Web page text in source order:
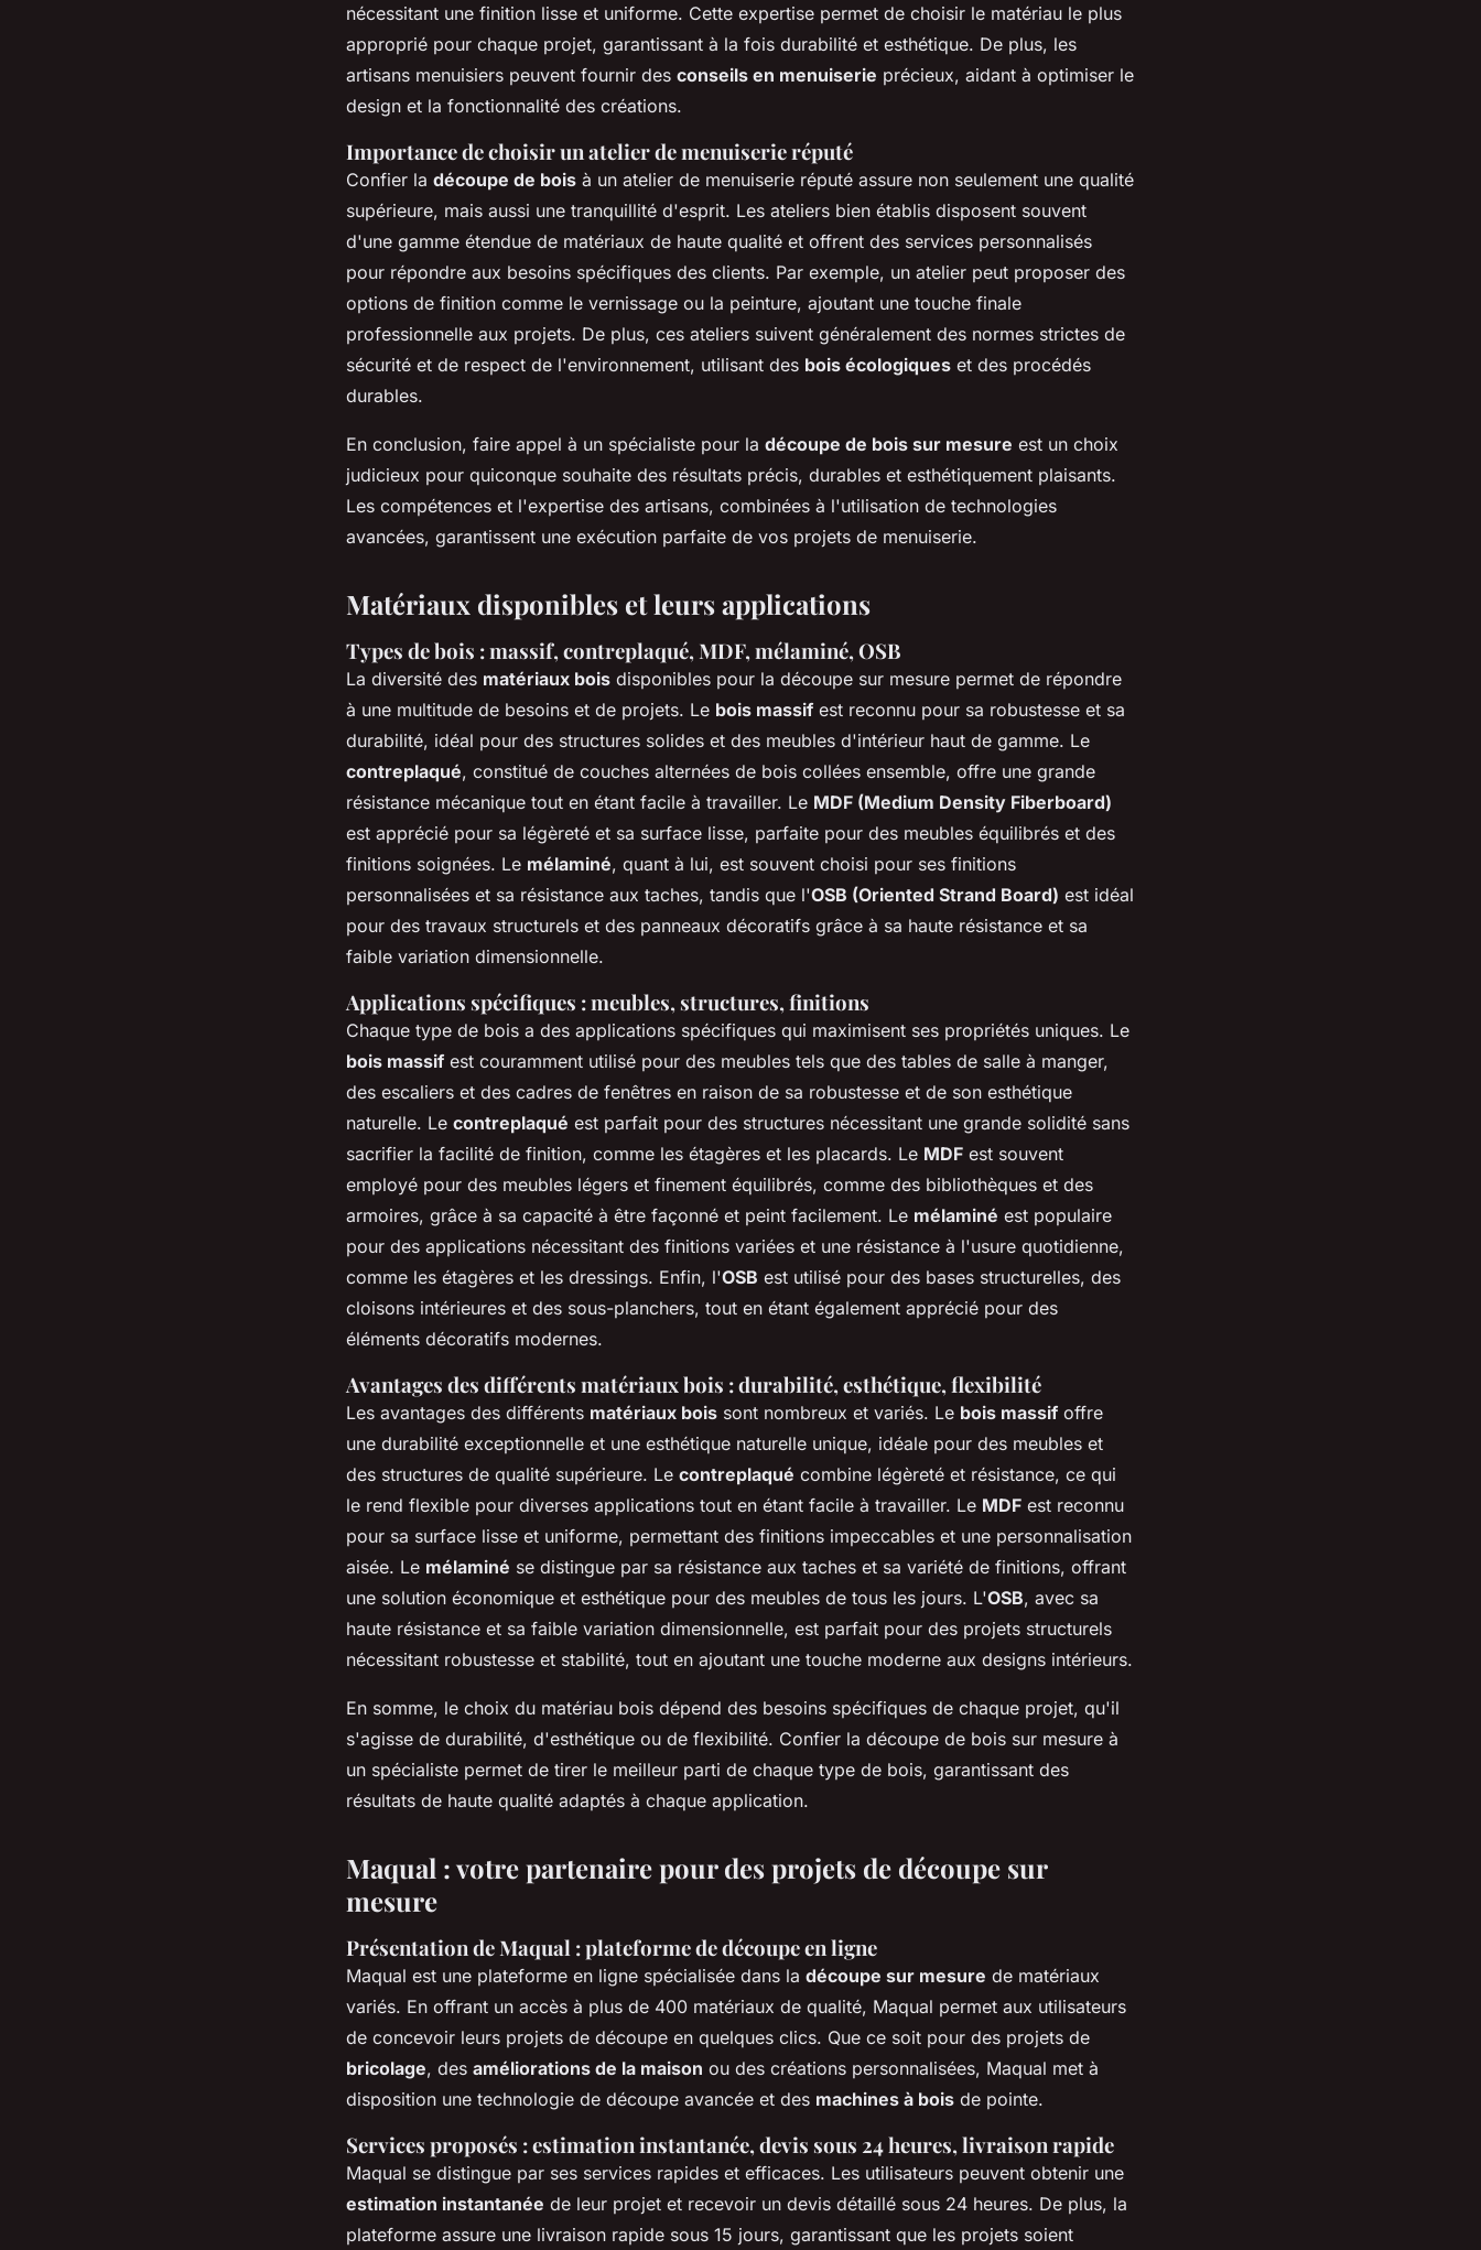
nécessitant une finition lisse et uniforme. Cette expertise permet de choisir le matériau le plus
approprié pour chaque projet, garantissant à la fois durabilité et esthétique. De plus, les
artisans menuisiers peuvent fournir des conseils en menuiserie précieux, aidant à optimiser le
design et la fonctionnalité des créations.
Importance de choisir un atelier de menuiserie réputé
Confier la découpe de bois à un atelier de menuiserie réputé assure non seulement une qualité
supérieure, mais aussi une tranquillité d'esprit. Les ateliers bien établis disposent souvent
d'une gamme étendue de matériaux de haute qualité et offrent des services personnalisés
pour répondre aux besoins spécifiques des clients. Par exemple, un atelier peut proposer des
options de finition comme le vernissage ou la peinture, ajoutant une touche finale
professionnelle aux projets. De plus, ces ateliers suivent généralement des normes strictes de
sécurité et de respect de l'environnement, utilisant des bois écologiques et des procédés
durables.
En conclusion, faire appel à un spécialiste pour la découpe de bois sur mesure est un choix
judicieux pour quiconque souhaite des résultats précis, durables et esthétiquement plaisants.
Les compétences et l'expertise des artisans, combinées à l'utilisation de technologies
avancées, garantissent une exécution parfaite de vos projets de menuiserie.
Matériaux disponibles et leurs applications
Types de bois : massif, contreplaqué, MDF, mélaminé, OSB
La diversité des matériaux bois disponibles pour la découpe sur mesure permet de répondre
à une multitude de besoins et de projets. Le bois massif est reconnu pour sa robustesse et sa
durabilité, idéal pour des structures solides et des meubles d'intérieur haut de gamme. Le
contreplaqué, constitué de couches alternées de bois collées ensemble, offre une grande
résistance mécanique tout en étant facile à travailler. Le MDF (Medium Density Fiberboard)
est apprécié pour sa légèreté et sa surface lisse, parfaite pour des meubles équilibrés et des
finitions soignées. Le mélaminé, quant à lui, est souvent choisi pour ses finitions
personnalisées et sa résistance aux taches, tandis que l'OSB (Oriented Strand Board) est idéal
pour des travaux structurels et des panneaux décoratifs grâce à sa haute résistance et sa
faible variation dimensionnelle.
Applications spécifiques : meubles, structures, finitions
Chaque type de bois a des applications spécifiques qui maximisent ses propriétés uniques. Le
bois massif est couramment utilisé pour des meubles tels que des tables de salle à manger,
des escaliers et des cadres de fenêtres en raison de sa robustesse et de son esthétique
naturelle. Le contreplaqué est parfait pour des structures nécessitant une grande solidité sans
sacrifier la facilité de finition, comme les étagères et les placards. Le MDF est souvent
employé pour des meubles légers et finement équilibrés, comme des bibliothèques et des
armoires, grâce à sa capacité à être façonné et peint facilement. Le mélaminé est populaire
pour des applications nécessitant des finitions variées et une résistance à l'usure quotidienne,
comme les étagères et les dressings. Enfin, l'OSB est utilisé pour des bases structurelles, des
cloisons intérieures et des sous-planchers, tout en étant également apprécié pour des
éléments décoratifs modernes.
Avantages des différents matériaux bois : durabilité, esthétique, flexibilité
Les avantages des différents matériaux bois sont nombreux et variés. Le bois massif offre
une durabilité exceptionnelle et une esthétique naturelle unique, idéale pour des meubles et
des structures de qualité supérieure. Le contreplaqué combine légèreté et résistance, ce qui
le rend flexible pour diverses applications tout en étant facile à travailler. Le MDF est reconnu
pour sa surface lisse et uniforme, permettant des finitions impeccables et une personnalisation
aisée. Le mélaminé se distingue par sa résistance aux taches et sa variété de finitions, offrant
une solution économique et esthétique pour des meubles de tous les jours. L'OSB, avec sa
haute résistance et sa faible variation dimensionnelle, est parfait pour des projets structurels
nécessitant robustesse et stabilité, tout en ajoutant une touche moderne aux designs intérieurs.
En somme, le choix du matériau bois dépend des besoins spécifiques de chaque projet, qu'il
s'agisse de durabilité, d'esthétique ou de flexibilité. Confier la découpe de bois sur mesure à
un spécialiste permet de tirer le meilleur parti de chaque type de bois, garantissant des
résultats de haute qualité adaptés à chaque application.
Maqual : votre partenaire pour des projets de découpe sur
mesure
Présentation de Maqual : plateforme de découpe en ligne
Maqual est une plateforme en ligne spécialisée dans la découpe sur mesure de matériaux
variés. En offrant un accès à plus de 400 matériaux de qualité, Maqual permet aux utilisateurs
de concevoir leurs projets de découpe en quelques clics. Que ce soit pour des projets de
bricolage, des améliorations de la maison ou des créations personnalisées, Maqual met à
disposition une technologie de découpe avancée et des machines à bois de pointe.
Services proposés : estimation instantanée, devis sous 24 heures, livraison rapide
Maqual se distingue par ses services rapides et efficaces. Les utilisateurs peuvent obtenir une
estimation instantanée de leur projet et recevoir un devis détaillé sous 24 heures. De plus, la
plateforme assure une livraison rapide sous 15 jours, garantissant que les projets soient